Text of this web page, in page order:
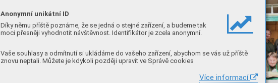
Anonymní unikátní ID
Díky němu příště poznáme, že se jedná o stejné zařízení, a budeme tak
moci přesněji vyhodnotit návštěvnost. Identifikátor je zcela anonymní.
Vaše souhlasy a odmítnutí si ukládáme do vašeho zařízení, abychom se vás už příště
znovu neptali. Můžete je kdykoli později upravit ve Správě cookies
Více informací